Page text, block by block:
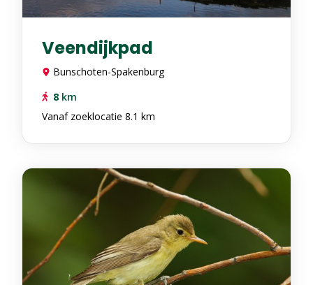
Veendijkpad
Bunschoten-Spakenburg
8 km
Vanaf zoeklocatie 8.1 km